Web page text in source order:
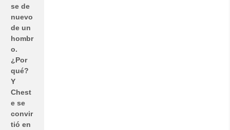
se de
nuevo
de un
hombr
o.
¿Por
qué?
Y
Chest
e se
convir
tió en